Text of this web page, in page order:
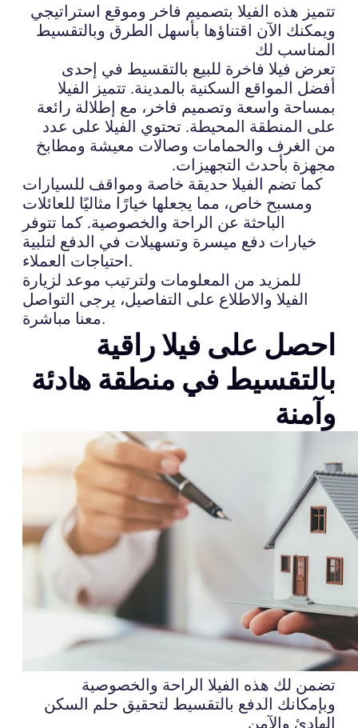
تتميز هذه الفيلا بتصميم فاخر وموقع استراتيجي
ويمكنك الآن اقتناؤها بأسهل الطرق وبالتقسيط
المناسب لك
تعرض فيلا فاخرة للبيع بالتقسيط في إحدى
أفضل المواقع السكنية بالمدينة. تتميز الفيلا
بمساحة واسعة وتصميم فاخر، مع إطلالة رائعة
على المنطقة المحيطة. تحتوي الفيلا على عدد
من الغرف والحمامات وصالات معيشة ومطابخ
مجهزة بأحدث التجهيزات.
كما تضم الفيلا حديقة خاصة ومواقف للسيارات
ومسبح خاص، مما يجعلها خيارًا مثاليًا للعائلات
الباحثة عن الراحة والخصوصية. كما تتوفر
خيارات دفع ميسرة وتسهيلات في الدفع لتلبية
احتياجات العملاء.
للمزيد من المعلومات ولترتيب موعد لزيارة
الفيلا والاطلاع على التفاصيل، يرجى التواصل
معنا مباشرة.
احصل على فيلا راقية
بالتقسيط في منطقة هادئة
وآمنة
تضمن لك هذه الفيلا الراحة والخصوصية
وبإمكانك الدفع بالتقسيط لتحقيق حلم السكن
الهادئ والآمن